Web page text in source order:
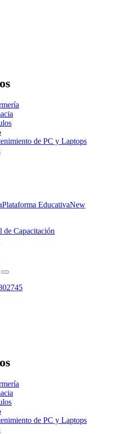
de PC y Laptops
Plataforma EducativaNew
de PC y Laptops